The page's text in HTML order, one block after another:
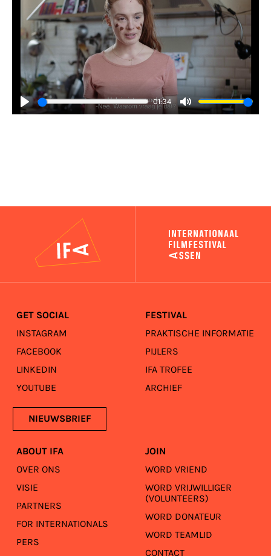
Play
01:34
Mute
GET SOCIAL
INSTAGRAM
FACEBOOK
LINKEDIN
YOUTUBE
NIEUWSBRIEF
FESTIVAL
PRAKTISCHE INFORMATIE
PIJLERS
IFA TROFEE
ARCHIEF
ABOUT IFA
OVER ONS
VISIE
PARTNERS
FOR INTERNATIONALS
PERS
JOIN
WORD VRIEND
WORD VRIJWILLIGER
(VOLUNTEERS)
WORD DONATEUR
WORD TEAMLID
CONTACT